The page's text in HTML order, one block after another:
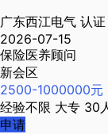
广东西江电气 认证
2026-07-15
保险医养顾问
新会区
2500-1000000元
经验不限 大专 30
申请